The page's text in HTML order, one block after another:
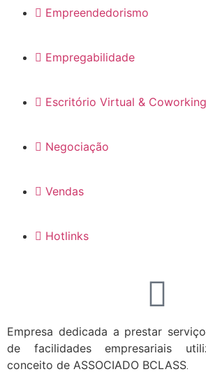
Empreendedorismo
Empregabilidade
Escritório Virtual & Coworking
Negociação
Vendas
Hotlinks
Empresa dedicada a prestar
de facilidades empresariais
conceito de ASSOCIADO BCLASS.